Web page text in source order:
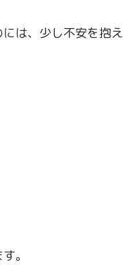
は、少し不安を抱え
。